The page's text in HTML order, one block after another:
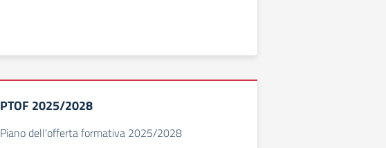
PTOF 2025/2028
Piano dell'offerta formativa 2025/2028